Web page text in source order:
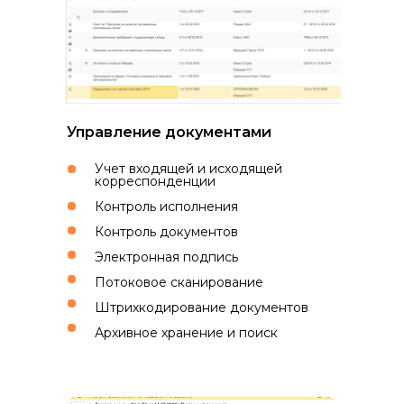
Управление документами
Учет входящей и исходящей
корреспонденции
Контроль исполнения
Контроль документов
Электронная подпись
Потоковое сканирование
Штрихкодирование документов
Архивное хранение и поиск